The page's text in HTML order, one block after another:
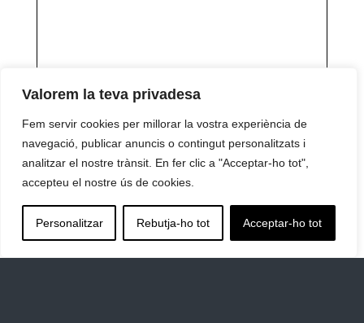
Valorem la teva privadesa
Fem servir cookies per millorar la vostra experiència de
navegació, publicar anuncis o contingut personalitzats i
analitzar el nostre trànsit. En fer clic a "Acceptar-ho tot",
accepteu el nostre ús de cookies.
Personalitzar Rebutja-ho tot Acceptar-ho tot